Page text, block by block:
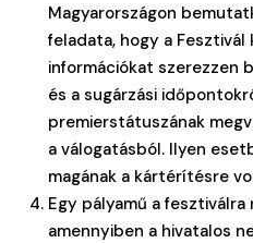
Magyarországon
feladata, hogy a
információkat
és a sugárzási
premierstátuszának
a válogatásból. Ilyen
magának a kártérítésre
Egy pályamű a
amennyiben a hivatalos